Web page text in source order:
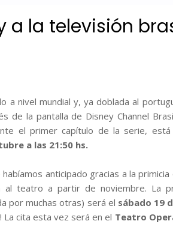
a la televisión
a nivel mundial y, ya doblada al
de la pantalla de Disney Channel
el primer capítulo de la serie,
a las 21:50 hs.
anticipado gracias a la primicia
al teatro a partir de noviembre. La
por muchas otras) será el sábado 19
La cita esta vez será en el Teatro